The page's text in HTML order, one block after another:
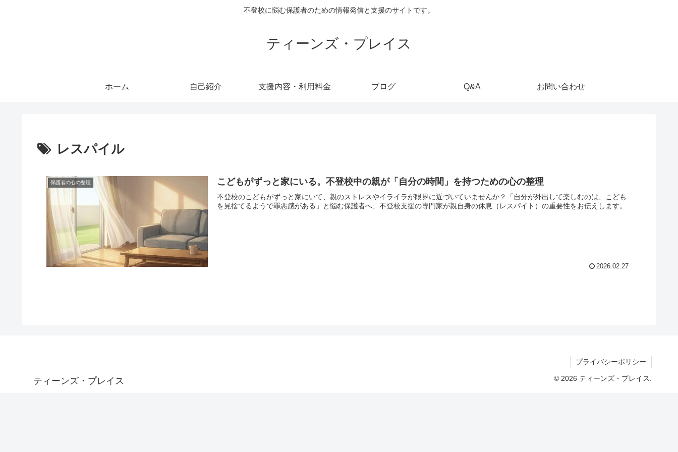
不登校に悩む保護者のための情報発信と支援のサイトです。
ティーンズ・プレイス
ホーム 自己紹介 支援内容・利用料金 ブログ Q&A お問い合わせ
レスパイル
保護者の心の整理 こどもがずっと家にいる。不登校中の親が「自分の時間」を持つための心の整理
不登校のこどもがずっと家にいて、親のストレスやイライラが限界に近づいていませんか？「自分が外出して楽しむのは、こども
を見捨てるようで罪悪感がある」と悩む保護者へ、不登校支援の専門家が親自身の休息（レスパイト）の重要性をお伝えします。
2026.02.27
ティーンズ・プレイス
プライバシーポリシー
© 2026 ティーンズ・プレイス.